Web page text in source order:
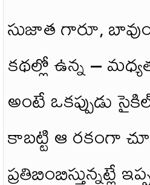
సుజాత గారూ,
కథల్లో ఉన్న –
అంటే ఒకప్పుడు
కాబట్టి ఆ రకంగా